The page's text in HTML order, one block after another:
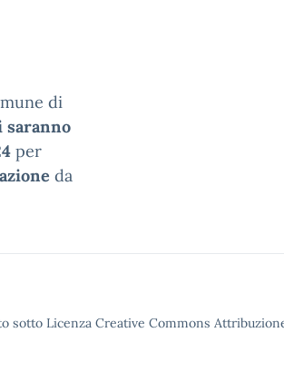
di
saranno
per
da
sotto Licenza Creative Commons